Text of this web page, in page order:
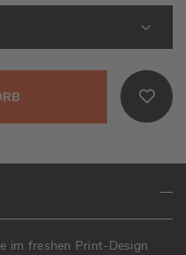
im freshen Print-Design